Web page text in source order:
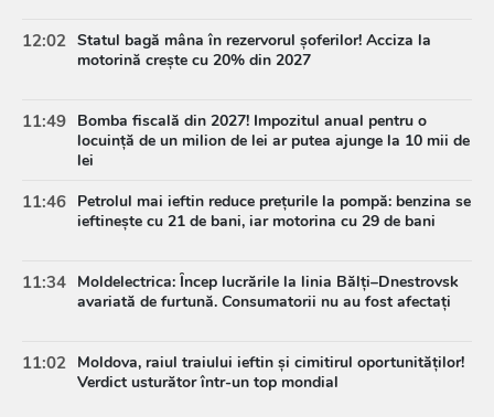
12:02 Statul bagă mâna în rezervorul șoferilor! Acciza la
motorină crește cu 20% din 2027
11:49 Bomba fiscală din 2027! Impozitul anual pentru o
locuință de un milion de lei ar putea ajunge la 10 mii de
lei
11:46 Petrolul mai ieftin reduce prețurile la pompă: benzina se
ieftinește cu 21 de bani, iar motorina cu 29 de bani
11:34 Moldelectrica: Încep lucrările la linia Bălți–Dnestrovsk
avariată de furtună. Consumatorii nu au fost afectați
11:02 Moldova, raiul traiului ieftin și cimitirul oportunităților!
Verdict usturător într-un top mondial